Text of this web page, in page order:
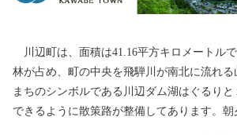
川辺町は、面積は41.16平方キロメートル
林が占め、町の中央を飛騨川が南北に流れる
まちのシンボルである川辺ダム湖はぐるり
できるように散策路が整備してあります。朝